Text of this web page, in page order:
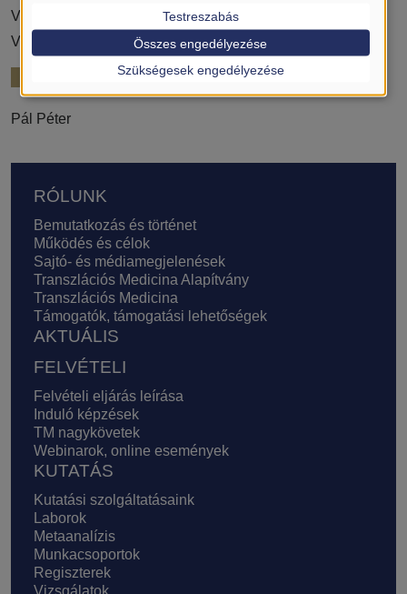
Vajna Rita
Vleskó Gábor
Pál Péter
Lábléc
RÓLUNK
Bemutatkozás és történet
Működés és célok
Sajtó- és médiamegjelenések
Transzlációs Medicina Alapítvány
Transzlációs Medicina
Támogatók, támogatási lehetőségek
AKTUÁLIS
FELVÉTELI
Felvételi eljárás leírása
Induló képzések
TM nagykövetek
Webinarok, online események
KUTATÁS
Kutatási szolgáltatásaink
Laborok
Metaanalízis
Munkacsoportok
Regiszterek
Testreszabás
Szükségesek engedélyezése
Összes engedélyezése